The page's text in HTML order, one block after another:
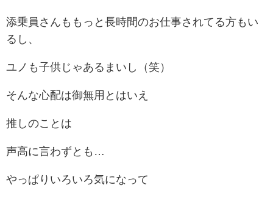
添乗員さんももっと長時間のお仕事されてる方もい
るし、
ユノも子供じゃあるまいし（笑）
そんな心配は御無用とはいえ
推しのことは
声高に言わずとも…
やっぱりいろいろ気になって